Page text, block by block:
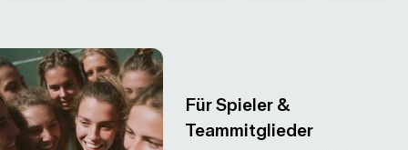
Für Spieler &
Teammitglieder